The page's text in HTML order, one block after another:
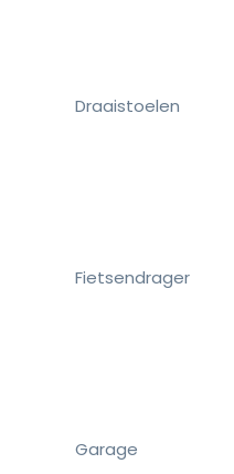
Draaistoelen
Fietsendrager
Garage